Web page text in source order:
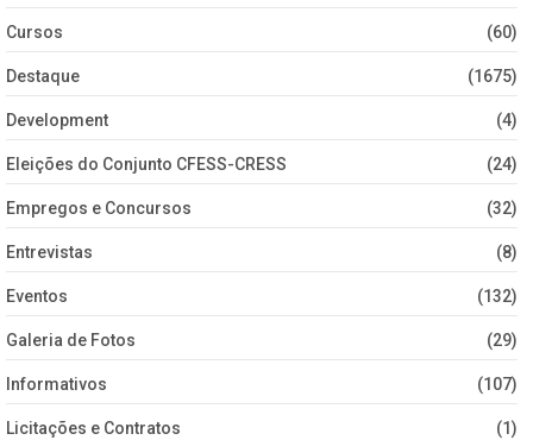
Cursos (60)
Destaque (1675)
Development (4)
Eleições do Conjunto CFESS-CRESS (24)
Empregos e Concursos (32)
Entrevistas (8)
Eventos (132)
Galeria de Fotos (29)
Informativos (107)
Licitações e Contratos (1)